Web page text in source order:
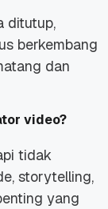
ditutup,
berkembang
dan
video?
tidak
storytelling,
yang